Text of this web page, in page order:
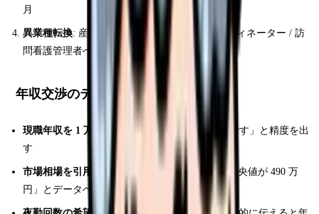
月
異業種転換: 産業看護師 (大手企業) / 治験コーディネーター / 訪
問看護管理者へ
年収交渉のテクニック (転職時)
現職年収を 1 万円単位で開示
: 「現在 478 万円です」と精度を出
す
市場相場を引用
: 「同経験年数の男性看護師の中央値が 490 万
円」とデータベースを根拠に